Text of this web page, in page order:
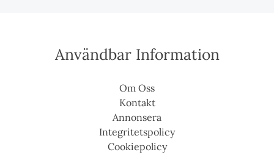
Användbar Information
Om Oss
Kontakt
Annonsera
Integritetspolicy
Cookiepolicy